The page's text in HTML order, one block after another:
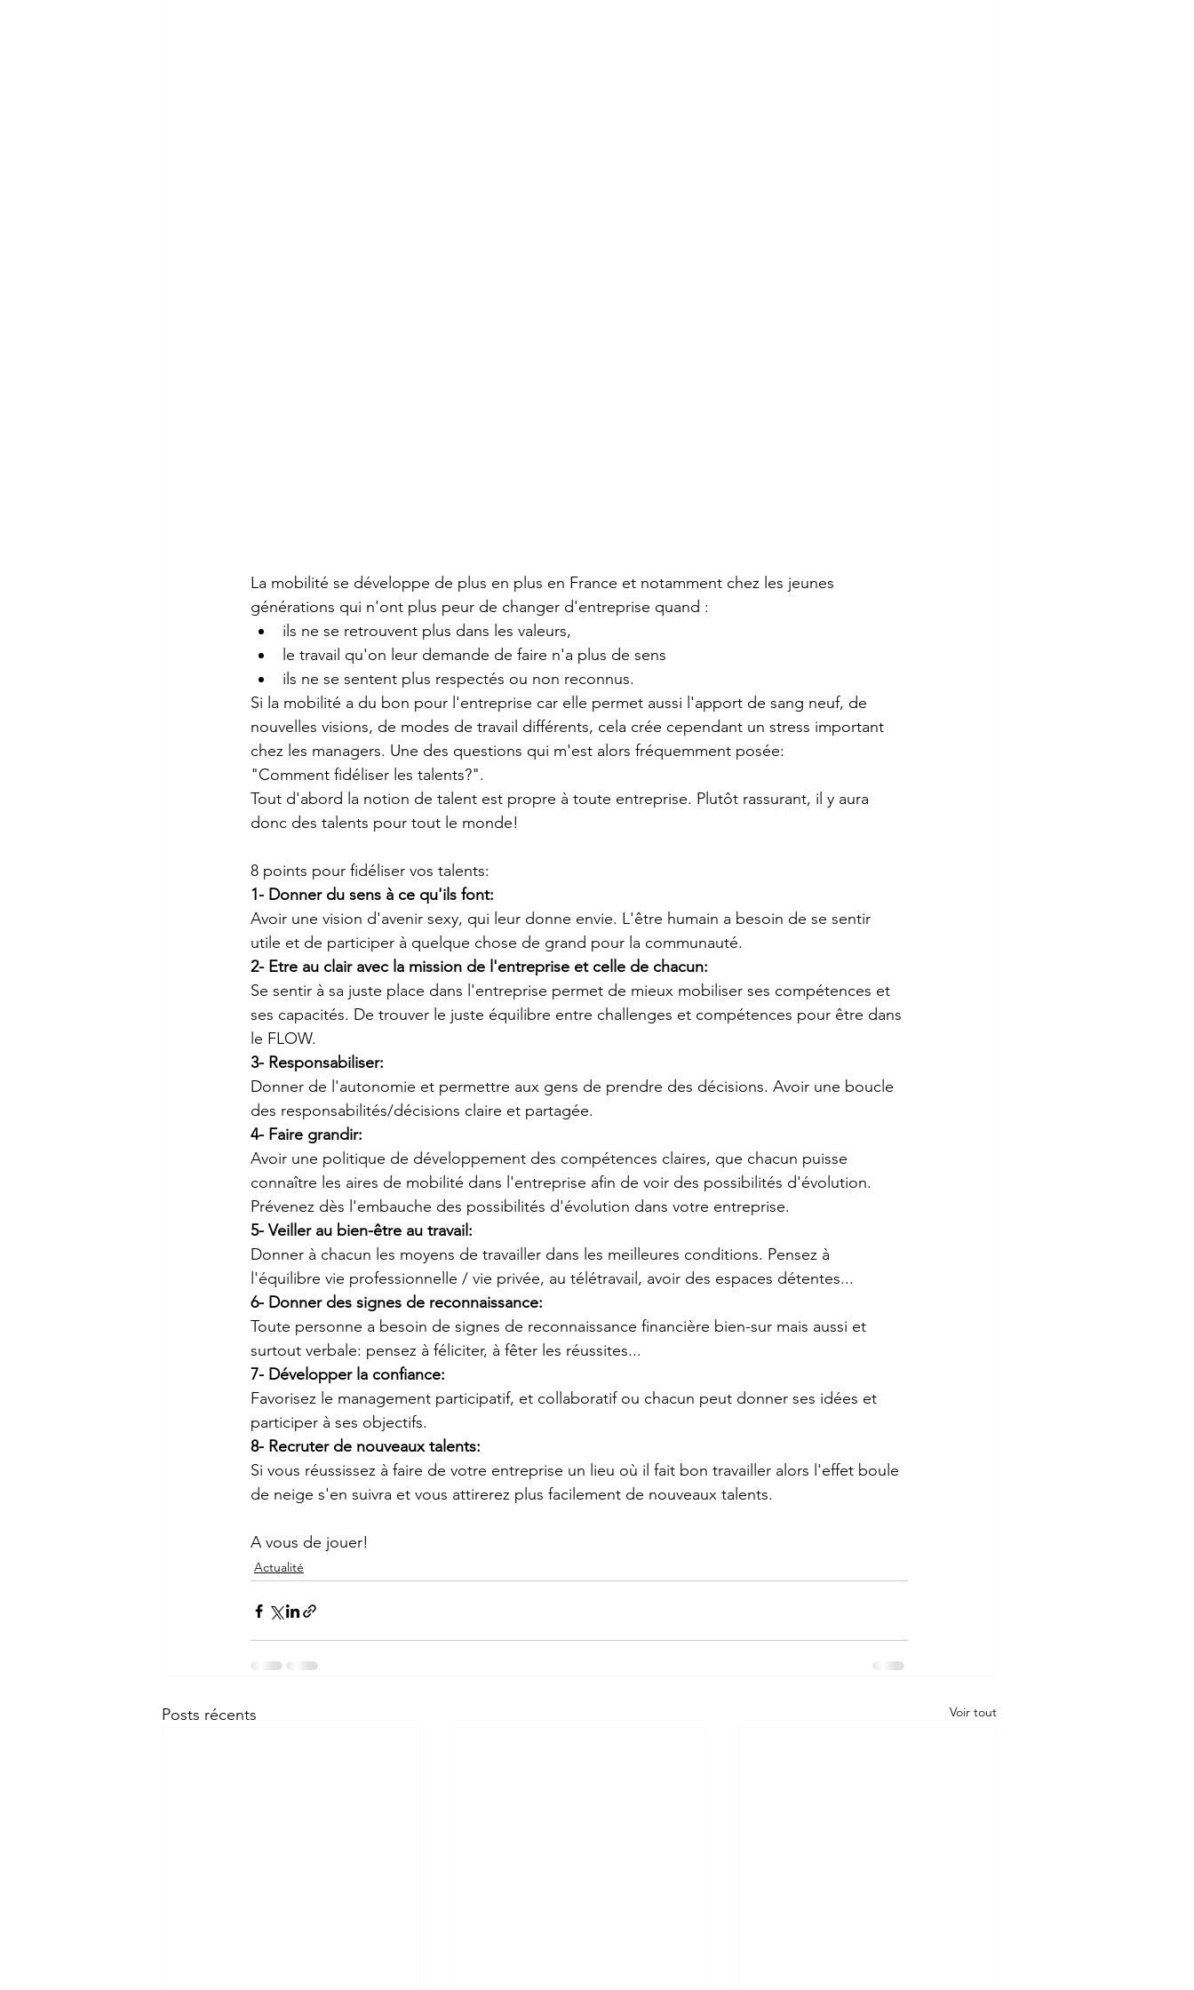
La mobilité se développe de plus en plus en France et notamment chez les jeunes
générations qui n'ont plus peur de changer d'entreprise quand :
ils ne se retrouvent plus dans les valeurs,
le travail qu'on leur demande de faire n'a plus de sens
ils ne se sentent plus respectés ou non reconnus.
Si la mobilité a du bon pour l'entreprise car elle permet aussi l'apport de sang neuf, de
nouvelles visions, de modes de travail différents, cela crée cependant un stress important
chez les managers. Une des questions qui m'est alors fréquemment posée:
"Comment fidéliser les talents?".
Tout d'abord la notion de talent est propre à toute entreprise. Plutôt rassurant, il y aura
donc des talents pour tout le monde!
8 points pour fidéliser vos talents:
1- Donner du sens à ce qu'ils font:
Avoir une vision d'avenir sexy, qui leur donne envie. L'être humain a besoin de se sentir
utile et de participer à quelque chose de grand pour la communauté.
2- Etre au clair avec la mission de l'entreprise et celle de chacun:
Se sentir à sa juste place dans l'entreprise permet de mieux mobiliser ses compétences et
ses capacités. De trouver le juste équilibre entre challenges et compétences pour être dans
le FLOW.
3- Responsabiliser:
Donner de l'autonomie et permettre aux gens de prendre des décisions. Avoir une boucle
des responsabilités/décisions claire et partagée.
4- Faire grandir:
Avoir une politique de développement des compétences claires, que chacun puisse
connaître les aires de mobilité dans l'entreprise afin de voir des possibilités d'évolution.
Prévenez dès l'embauche des possibilités d'évolution dans votre entreprise.
5- Veiller au bien-être au travail:
Donner à chacun les moyens de travailler dans les meilleures conditions. Pensez à
l'équilibre vie professionnelle / vie privée, au télétravail, avoir des espaces détentes...
6- Donner des signes de reconnaissance:
Toute personne a besoin de signes de reconnaissance financière bien-sur mais aussi et
surtout verbale: pensez à féliciter, à fêter les réussites...
7- Développer la confiance:
Favorisez le management participatif, et collaboratif ou chacun peut donner ses idées et
participer à ses objectifs.
8- Recruter de nouveaux talents:
Si vous réussissez à faire de votre entreprise un lieu où il fait bon travailler alors l'effet boule
de neige s'en suivra et vous attirerez plus facilement de nouveaux talents.
A vous de jouer!
Actualité
Posts récents Voir tout